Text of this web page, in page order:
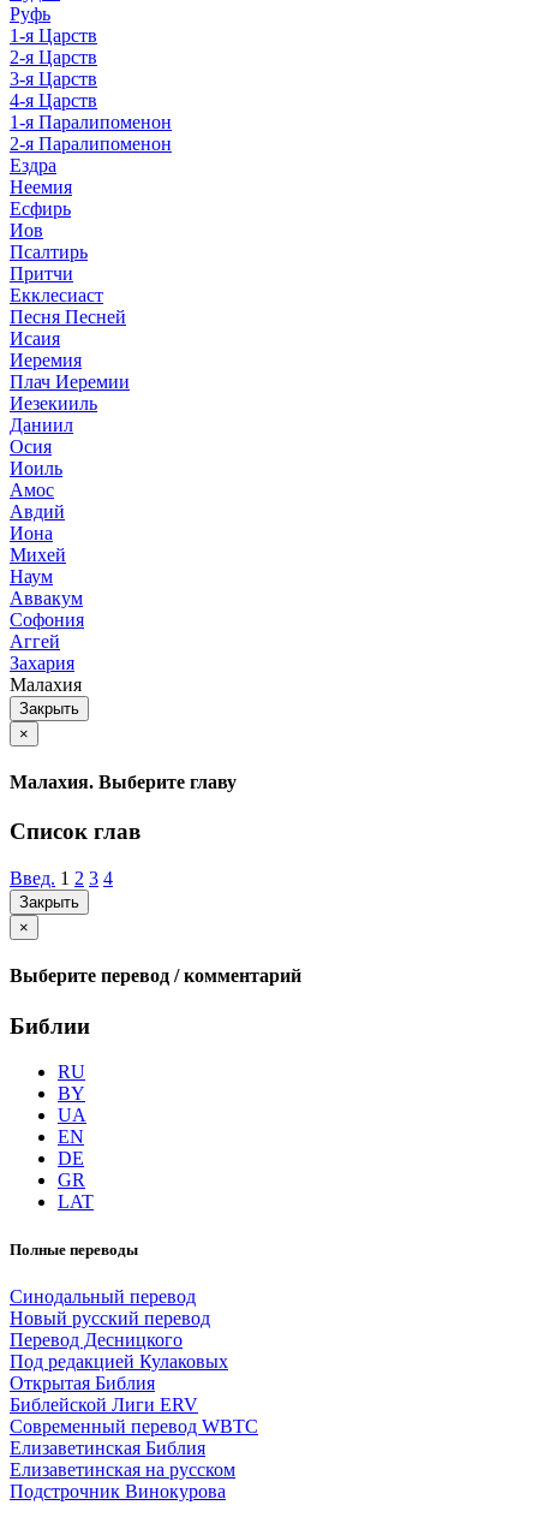
Руфь
1-я Царств
2-я Царств
3-я Царств
4-я Царств
1-я Паралипоменон
2-я Паралипоменон
Ездра
Неемия
Есфирь
Иов
Псалтирь
Притчи
Екклесиаст
Песня Песней
Исаия
Иеремия
Плач Иеремии
Иезекииль
Даниил
Осия
Иоиль
Амос
Авдий
Иона
Михей
Наум
Аввакум
Софония
Аггей
Захария
Малахия
Закрыть
×
Малахия. Выберите главу
Список глав
Введ. 1 2 3 4
Закрыть
×
Выберите перевод / комментарий
Библии
RU
BY
UA
EN
DE
GR
LAT
Полные переводы
Синодальный перевод
Новый русский перевод
Перевод Десницкого
Под редакцией Кулаковых
Открытая Библия
Библейской Лиги ERV
Cовременный перевод WBTC
Елизаветинская Библия
Елизаветинская на русском
Подстрочник Винокурова